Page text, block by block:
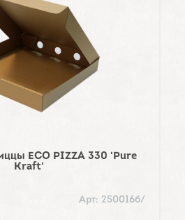
ECO PIZZA 330 'Pure
Kraft'
Арт: 250016б/